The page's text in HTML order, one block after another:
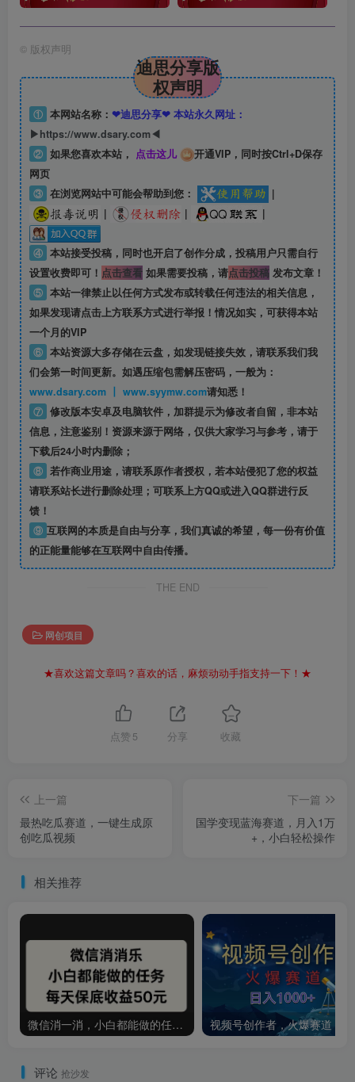
© 版权声明
迪思分享版
权声明
① 本网站名称： ❤迪思分享❤ 本站永久网址：
▶https://www.dsary.com◀
② 如果您喜欢本站， 点击这儿
开通VIP，同时按Ctrl+D保存
网页
③ 在浏览网站中可能会帮助到您：
|
|
| |
④ 本站接受投稿，同时也开启了创作分成，投稿用户只需自行
设置收费即可！ 点击查看如果需要投稿，请点击投稿发布文章！
⑤ 本站一律禁止以任何方式发布或转载任何违法的相关信息，
如果发现请点击上方联系方式进行举报！情况如实，可获得本站
一个月的VIP
⑥ 本站资源大多存储在云盘，如发现链接失效，请联系我们我
们会第一时间更新。如遇压缩包需解压密码，一般为：
www.dsary.com 丨 www.syymw.com请知悉！
⑦ 修改版本安卓及电脑软件，加群提示为修改者自留， 非本站
信息，注意鉴别！资源来源于网络，仅供大家学习与参考，请于
下载后24小时内删除；
⑧ 若作商业用途，请联系原作者授权，若本站侵犯了您的权益
请联系站长进行删除处理；可联系上方QQ或进入QQ群进行反
馈！
⑨ 互联网的本质是自由与分享，我们真诚的希望，每一份有价值
的正能量能够在互联网中自由传播。
THE END
网创项目
★喜欢这篇文章吗？喜欢的话，麻烦动动手指支持一下！★
点赞 5 分享 收藏
上一篇
最热吃瓜赛道，一键生成原
创吃瓜视频
下一篇
国学变现蓝海赛道，月入1万
+，小白轻松操作
相关推荐
微信消一消，小白都能做的任务，每天收益保底50元
评论 抢沙发